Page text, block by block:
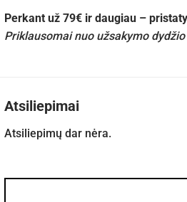
Perkant už 79€ ir daugiau –
Priklausomai nuo užsakymo
Atsiliepimai
Atsiliepimų dar nėra.